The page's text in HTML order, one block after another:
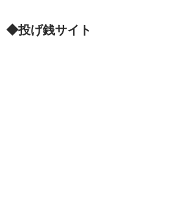
◆投げ銭サイト